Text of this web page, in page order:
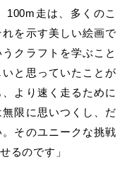
100m走は、多くのこ
を示す美しい絵画で
クラフトを学ぶこと
と思っていたことが
より速く走るために
限に思いつくし、だ
そのユニークな挑戦
るのです」